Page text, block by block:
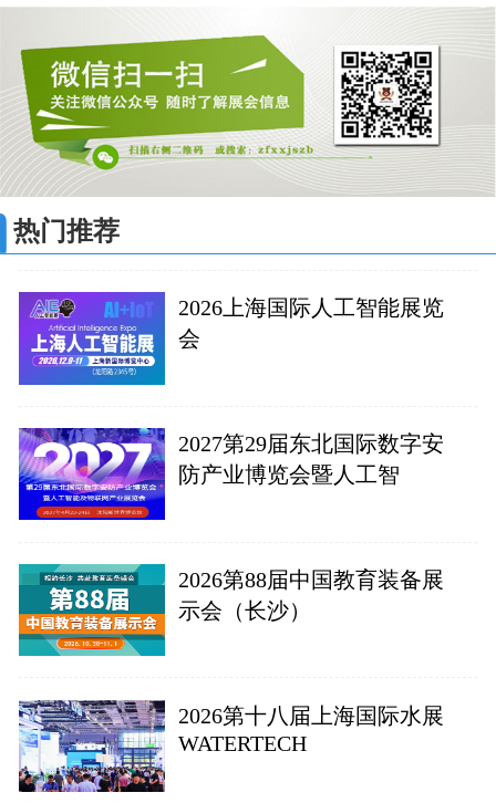
热门推荐
2026上海国际人工智能展览
会
2027第29届东北国际数字安
防产业博览会暨人工智
2026第88届中国教育装备展
示会（长沙）
2026第十八届上海国际水展
WATERTECH